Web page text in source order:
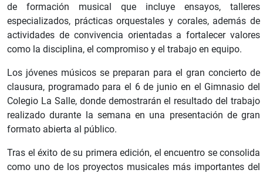
de formación musical que incluye ensayos, talleres
especializados, prácticas orquestales y corales, además de
actividades de convivencia orientadas a fortalecer valores
como la disciplina, el compromiso y el trabajo en equipo.
Los jóvenes músicos se preparan para el gran concierto de
clausura, programado para el 6 de junio en el Gimnasio del
Colegio La Salle, donde demostrarán el resultado del trabajo
realizado durante la semana en una presentación de gran
formato abierta al público.
Tras el éxito de su primera edición, el encuentro se consolida
como uno de los proyectos musicales más importantes del